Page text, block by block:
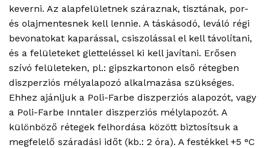
keverni. Az alapfelületnek száraznak, tisztának, por-
és olajmentesnek kell lennie. A táskásodó, leváló régi
bevonatokat kaparással, csiszolással el kell távolítani,
és a felületeket gletteléssel ki kell javítani. Erősen
szívó felületeken, pl.: gipszkartonon első rétegben
diszperziós mélyalapozó alkalmazása szükséges.
Ehhez ajánljuk a Poli-Farbe diszperziós alapozót, vagy
a Poli-Farbe Inntaler diszperziós mélylapozót. A
különböző rétegek felhordása között biztosítsuk a
megfelelő száradási időt (kb.: 2 óra). A festékkel +5 °C